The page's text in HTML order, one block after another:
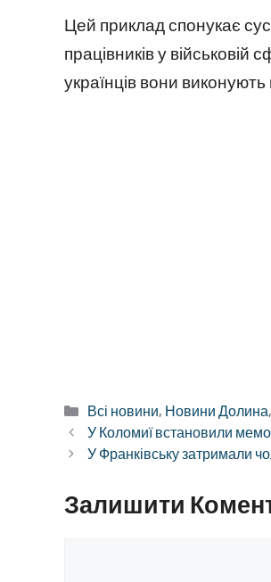
Цей приклад спонукає
працівників у військовій
українців вони
Категорії
Всі новини, Новини Долина,
У Коломиї встановили
У Франківську затримали
Залишити